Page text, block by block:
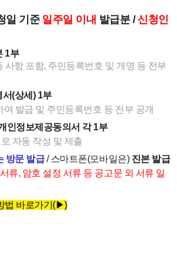
일 기준 일주일 이내 발급분 / 신청인
1부
사항 포함, 주민등록번호 및 개명 등 전부
(상세) 1부
여 발급 및 주민등록번호 등 전부 공개
인정보제공동의서 각 1부
자동 작성 및 제출
방문 발급/ 스마트폰(모바일은) 진본 발급
류, 암호 설정 서류 등 공고문 외 서류 일
법 바로가기(▶)